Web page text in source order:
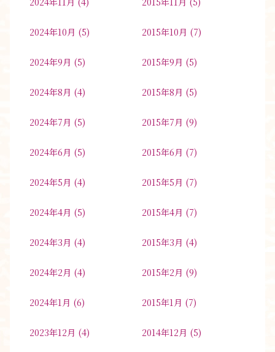
2024年10月 (5)
2024年9月 (5)
2024年8月 (4)
2024年7月 (5)
2024年6月 (5)
2024年5月 (4)
2024年4月 (5)
2024年3月 (4)
2024年2月 (4)
2024年1月 (6)
2023年12月 (4)
2015年10月 (7)
2015年9月 (5)
2015年8月 (5)
2015年7月 (9)
2015年6月 (7)
2015年5月 (7)
2015年4月 (7)
2015年3月 (4)
2015年2月 (9)
2015年1月 (7)
2014年12月 (5)